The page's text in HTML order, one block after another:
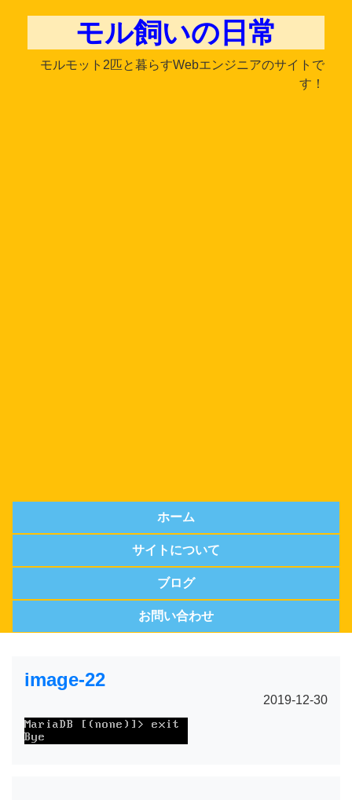
モル飼いの日常
モルモット2匹と暮らすWebエンジニアのサイトで
す！
ホーム
サイトについて
ブログ
お問い合わせ
image-22
2019-12-30